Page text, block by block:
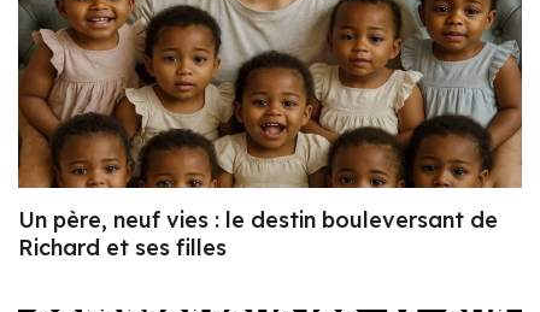
Un père, neuf vies : le destin bouleversant de
Richard et ses filles